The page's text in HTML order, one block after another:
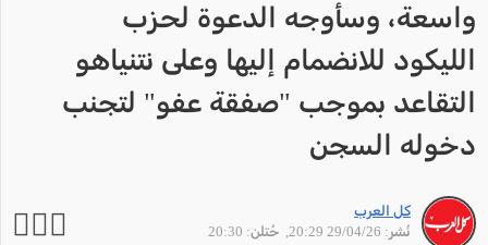
واسعة، وسأوجه الدعوة لحزب
الليكود للانضمام إليها وعلى نتنياهو
التقاعد بموجب "صفقة عفو" لتجنب
دخوله السجن
كل العرب
نُشر: 29/04/26 20:29
, حُتلن: 20:30